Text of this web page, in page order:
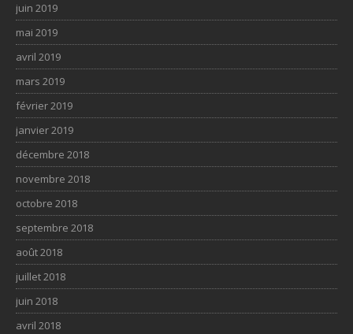
juin 2019
mai 2019
avril 2019
mars 2019
février 2019
janvier 2019
décembre 2018
novembre 2018
octobre 2018
septembre 2018
août 2018
juillet 2018
juin 2018
avril 2018